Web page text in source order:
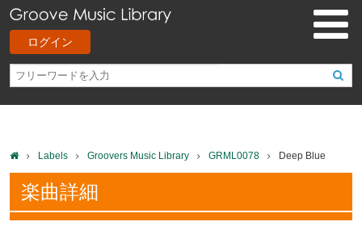
ログイン
Labels Groovers Music Library GRML0078 Deep Blue
楽曲詳細